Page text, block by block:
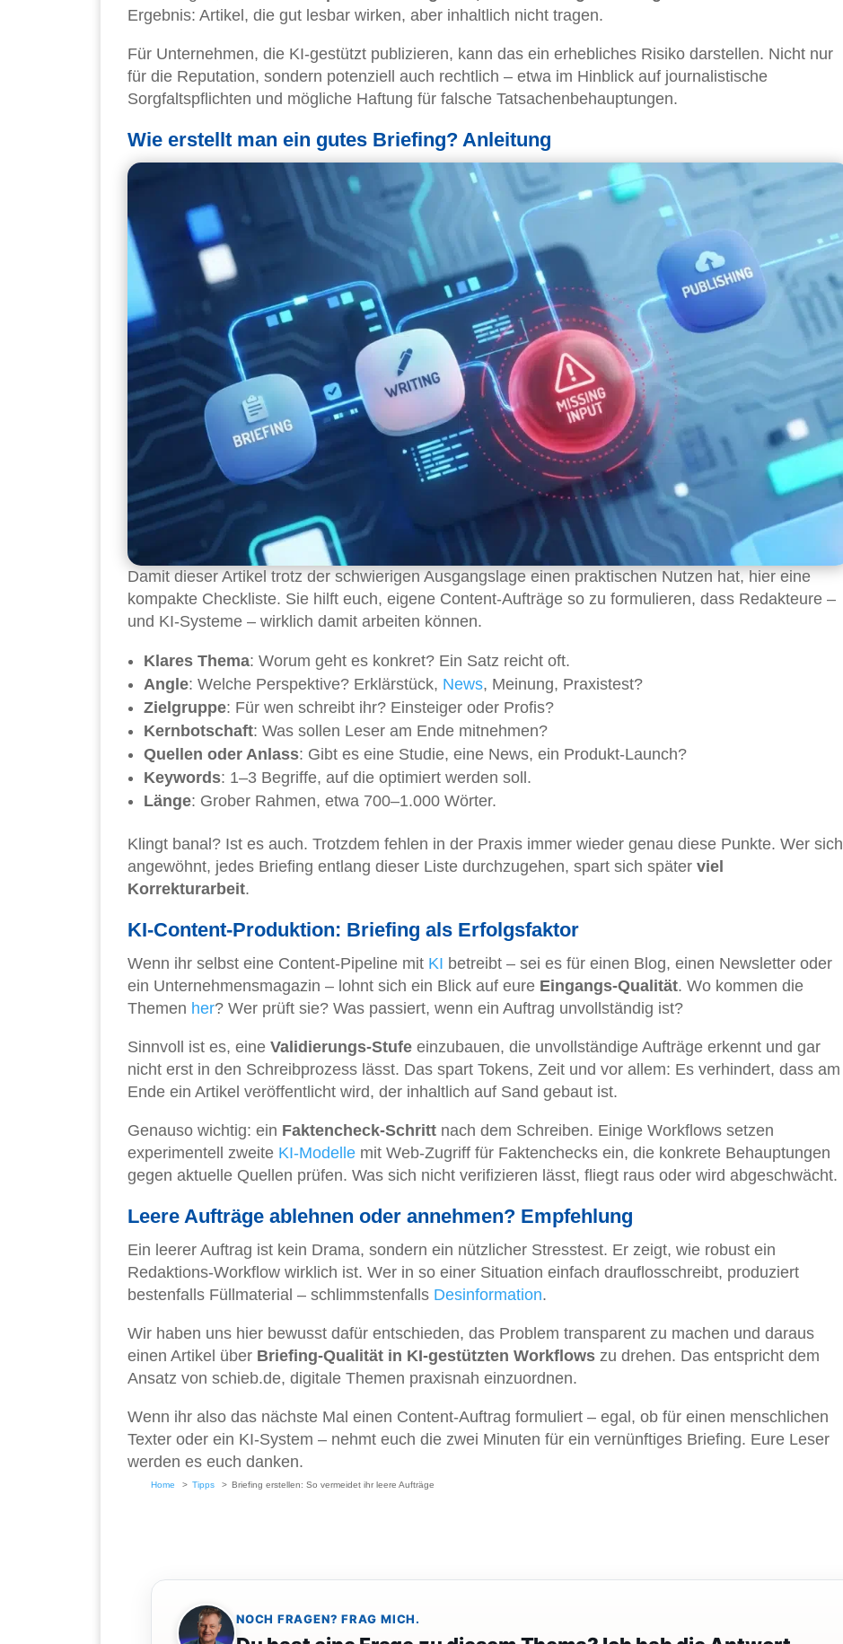
Ergebnis: Artikel, die gut lesbar wirken, aber inhaltlich nicht tragen.
Für Unternehmen, die KI-gestützt publizieren, kann das ein erhebliches Risiko darstellen. Nicht nur
für die Reputation, sondern potenziell auch rechtlich – etwa im Hinblick auf journalistische
Sorgfaltspflichten und mögliche Haftung für falsche Tatsachenbehauptungen.
Wie erstellt man ein gutes Briefing? Anleitung
Damit dieser Artikel trotz der schwierigen Ausgangslage einen praktischen Nutzen hat, hier eine
kompakte Checkliste. Sie hilft euch, eigene Content-Aufträge so zu formulieren, dass Redakteure –
und KI-Systeme – wirklich damit arbeiten können.
Klares Thema: Worum geht es konkret? Ein Satz reicht oft.
Angle: Welche Perspektive? Erklärstück, News, Meinung, Praxistest?
Zielgruppe: Für wen schreibt ihr? Einsteiger oder Profis?
Kernbotschaft: Was sollen Leser am Ende mitnehmen?
Quellen oder Anlass: Gibt es eine Studie, eine News, ein Produkt-Launch?
Keywords: 1–3 Begriffe, auf die optimiert werden soll.
Länge: Grober Rahmen, etwa 700–1.000 Wörter.
Klingt banal? Ist es auch. Trotzdem fehlen in der Praxis immer wieder genau diese Punkte. Wer sich
angewöhnt, jedes Briefing entlang dieser Liste durchzugehen, spart sich später viel
Korrekturarbeit.
KI-Content-Produktion: Briefing als Erfolgsfaktor
Wenn ihr selbst eine Content-Pipeline mit KI betreibt – sei es für einen Blog, einen Newsletter oder
ein Unternehmensmagazin – lohnt sich ein Blick auf eure Eingangs-Qualität. Wo kommen die
Themen her? Wer prüft sie? Was passiert, wenn ein Auftrag unvollständig ist?
Sinnvoll ist es, eine Validierungs-Stufe einzubauen, die unvollständige Aufträge erkennt und gar
nicht erst in den Schreibprozess lässt. Das spart Tokens, Zeit und vor allem: Es verhindert, dass am
Ende ein Artikel veröffentlicht wird, der inhaltlich auf Sand gebaut ist.
Genauso wichtig: ein Faktencheck-Schritt nach dem Schreiben. Einige Workflows setzen
experimentell zweite KI-Modelle mit Web-Zugriff für Faktenchecks ein, die konkrete Behauptungen
gegen aktuelle Quellen prüfen. Was sich nicht verifizieren lässt, fliegt raus oder wird abgeschwächt.
Leere Aufträge ablehnen oder annehmen? Empfehlung
Ein leerer Auftrag ist kein Drama, sondern ein nützlicher Stresstest. Er zeigt, wie robust ein
Redaktions-Workflow wirklich ist. Wer in so einer Situation einfach drauflosschreibt, produziert
bestenfalls Füllmaterial – schlimmstenfalls Desinformation.
Wir haben uns hier bewusst dafür entschieden, das Problem transparent zu machen und daraus
einen Artikel über Briefing-Qualität in KI-gestützten Workflows zu drehen. Das entspricht dem
Ansatz von schieb.de, digitale Themen praxisnah einzuordnen.
Wenn ihr also das nächste Mal einen Content-Auftrag formuliert – egal, ob für einen menschlichen
Texter oder ein KI-System – nehmt euch die zwei Minuten für ein vernünftiges Briefing. Eure Leser
werden es euch danken.
Home Tipps Briefing erstellen: So vermeidet ihr leere Aufträge
NOCH FRAGEN? FRAG MICH.